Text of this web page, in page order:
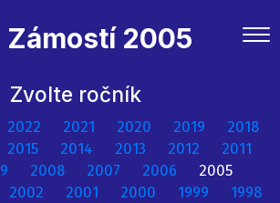
Zámostí 2005
Zvolte ročník
2022 2021 2020 2019
2018
2015 2014 2013 2012
2011
2008 2007 2006
2005
2002 2001 2000 1999
1998